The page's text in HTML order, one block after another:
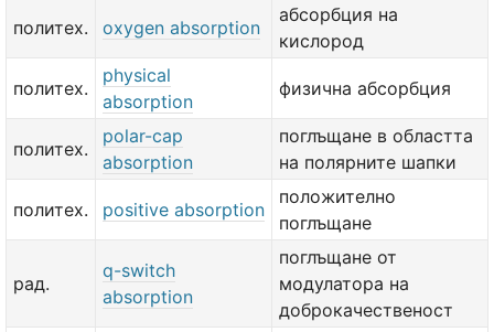
политех. oxygen absorption
абсорбция на
кислород
политех.
physical
absorption
физична абсорбция
политех.
polar-cap
absorption
поглъщане в областта
на полярните шапки
политех. positive absorption
положително
поглъщане
рад.
q-switch
absorption
поглъщане от
модулатора на
доброкачественост